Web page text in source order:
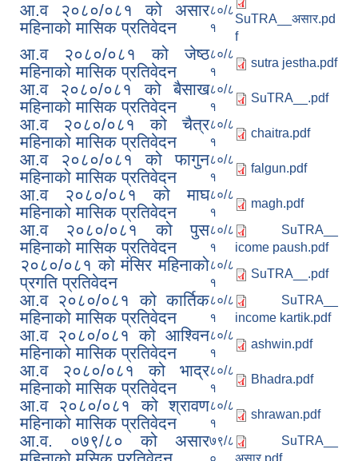
आ.व २०८०/०८१ को असार
महिनाको मासिक प्रतिवेदन
८०/८
१
SuTRA__असार.pd
f
आ.व २०८०/०८१ को जेष्ठ
महिनाको मासिक प्रतिवेदन
८०/८
१
sutra jestha.pdf
आ.व २०८०/०८१ को बैसाख
महिनाको मासिक प्रतिवेदन
८०/८
१
SuTRA__.pdf
आ.व २०८०/०८१ को चैत्र
महिनाको मासिक प्रतिवेदन
८०/८
१
chaitra.pdf
आ.व २०८०/०८१ को फागुन
महिनाको मासिक प्रतिवेदन
८०/८
१
falgun.pdf
आ.व २०८०/०८१ को माघ
महिनाको मासिक प्रतिवेदन
८०/८
१
magh.pdf
आ.व २०८०/०८१ को पुस
महिनाको मासिक प्रतिवेदन
८०/८
१
SuTRA__
icome paush.pdf
२०८०/०८१ को मंसिर महिनाको
प्रगति प्रतिवेदन
८०/८
१
SuTRA__.pdf
आ.व २०८०/०८१ को कार्तिक
महिनाको मासिक प्रतिवेदन
८०/८
१
SuTRA__
income kartik.pdf
आ.व २०८०/०८१ को आश्विन
महिनाको मासिक प्रतिवेदन
८०/८
१
ashwin.pdf
आ.व २०८०/०८१ को भाद्र
महिनाको मासिक प्रतिवेदन
८०/८
१
Bhadra.pdf
आ.व २०८०/०८१ को श्रावण
महिनाको मासिक प्रतिवेदन
८०/८
१
shrawan.pdf
आ.व. ०७९/८० को असार७९/८
SuTRA__